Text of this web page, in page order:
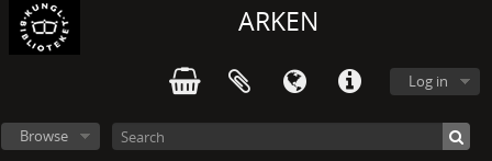
ARKEN
Log in
Browse